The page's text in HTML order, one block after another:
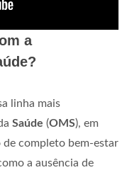
a
linha mais
Saúde (OMS), em
de completo bem-estar
a ausência de